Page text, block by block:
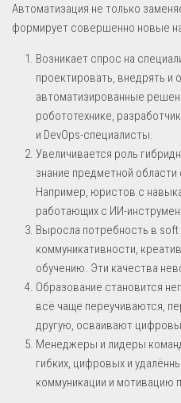
Автоматизация не только
формирует совершенно новые
Возникает спрос на
проектировать, внедрять и
автоматизированные
робототехнике,
и DevOps-специалисты.
Увеличивается роль
знание предметной области
Например, юристов с
работающих с ИИ-
Выросла потребность в
коммуникативности,
обучению. Эти качества
Образование становится
всё чаще переучиваются,
другую, осваивают
Менеджеры и лидеры
гибких, цифровых и
коммуникации и мотивацию